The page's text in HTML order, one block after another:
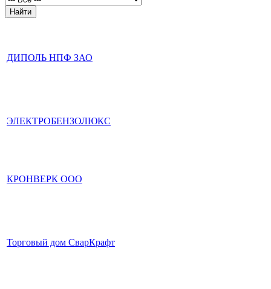
ДИПОЛЬ НПФ ЗАО
ЭЛЕКТРОБЕНЗОЛЮКС
КРОНВЕРК ООО
Торговый дом СварКрафт